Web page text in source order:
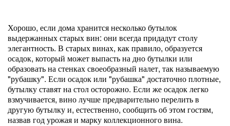
Хорошо, если дома хранится несколько бутылок
выдержанных старых вин: они всегда придадут столу
элегантность. В старых винах, как правило, образуется
осадок, который может выпасть на дно бутылки или
образовать на стенках своеобразный налет, так называемую
"рубашку". Если осадок или "рубашка" достаточно плотные,
бутылку ставят на стол осторожно. Если же осадок легко
взмучивается, вино лучше предварительно перелить в
другую бутылку и, естественно, сообщить об этом гостям,
назвав год урожая и марку коллекционного вина.